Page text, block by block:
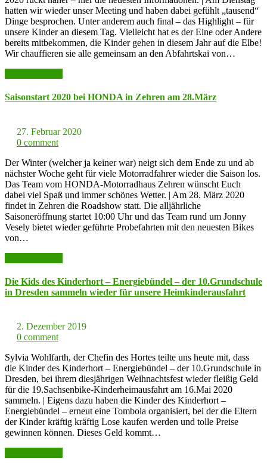
hatten wir wieder unser Meeting und haben dabei gefühlt „tausend“
Dinge besprochen. Unter anderem auch final – das Highlight – für
unsere Kinder an diesem Tag. Vielleicht hat es der Eine oder Andere
bereits mitbekommen, die Kinder gehen in diesem Jahr auf die Elbe!
Wir chauffieren sie alle gemeinsam an den Abfahrtskai von…
Saisonstart 2020 bei HONDA in Zehren am 28.März
27. Februar 2020
0 comment
Der Winter (welcher ja keiner war) neigt sich dem Ende zu und ab
nächster Woche geht für viele Motorradfahrer wieder die Saison los.
Das Team vom HONDA-Motorradhaus Zehren wünscht Euch
dabei viel Spaß und immer schönes Wetter. | Am 28. März 2020
findet in Zehren die Roadshow statt. Die alljährliche
Saisoneröffnung startet 10:00 Uhr und das Team rund um Jonny
Vesely bietet wieder geführte Probefahrten mit den neuesten Bikes
von…
Die Kids des Kinderhort – Energiebündel – der 10.Grundschule
in Dresden sammeln wieder für unsere Heimkinderausfahrt
2. Dezember 2019
0 comment
Sylvia Wohlfarth, der Chefin des Hortes teilte uns heute mit, dass
die Kinder des Kinderhort – Energiebündel – der 10.Grundschule in
Dresden, bei ihrem diesjährigen Weihnachtsfest wieder fleißig Geld
für die 19.Sachsenbike-Kinderheimausfahrt am 16.Mai 2020
sammeln. | Eigens dazu haben die Kinder des Kinderhort –
Energiebündel – erneut eine Tombola organisiert, bei der die Eltern
der Kinder kräftig kräftig Lose kaufen werden und tolle Preise
gewinnen können. Dieses Geld kommt…